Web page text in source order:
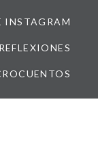
INSTAGRAM
REFLEXIONES